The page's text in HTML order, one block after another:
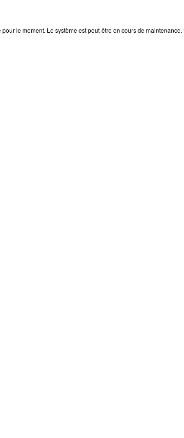
le moment. Le système est peut-être en cours de